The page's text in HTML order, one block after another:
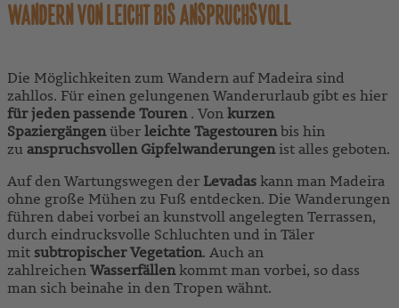
WANDERN VON LEICHT BIS ANSPRUCHSVOLL
Die Möglichkeiten zum Wandern auf Madeira sind
zahllos. Für einen gelungenen Wanderurlaub gibt es hier
für jeden passende Touren. Vonkurzen
Spaziergängenüberleichte Tagestourenbis hin
zu anspruchsvollen Gipfelwanderungenist alles geboten.
Auf den Wartungswegen der Levadaskann man Madeira
ohne große Mühen zu Fuß entdecken. Die Wanderungen
führen dabei vorbei an kunstvoll angelegten Terrassen,
durch eindrucksvolle Schluchten und in Täler
mit subtropischer Vegetation. Auch an
zahlreichenWasserfällenkommt man vorbei, so dass
man sich beinahe in den Tropen wähnt.